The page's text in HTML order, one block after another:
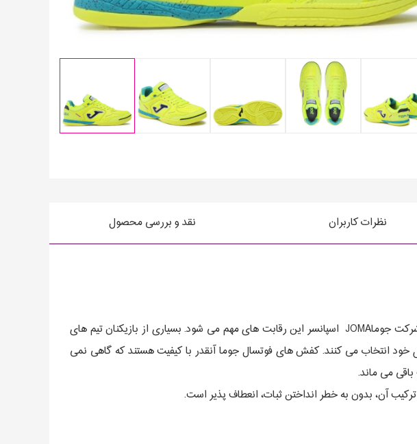
نظرات کاربران نقد و بررسی محصول
در بسیاری از دوره های لیگ قهرمانان اروپا طبق انتظارات همانند خیلی از رویدادهای مهم ورزشی فوتسال، شرکت جوماJOMA اسپانسر این رقابت های مهم می شود. بسیاری از بازیکنان تیم های
انتخاب می کنند. کفش های فوتسال جوما آنقدر با کیفیت هستند که گاهی نمی
می ماند.
آن، بدون به خطر انداختن ثبات، انعطاف پذیر است.